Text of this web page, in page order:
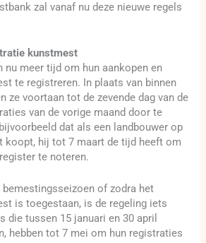
zal vanaf nu deze nieuwe regels
kunstmest
nu meer tijd om hun aankopen en
te registreren. In plaats van binnen
ze voortaan tot de zevende dag van de
van de vorige maand door te
dat als een landbouwer op
koopt, hij tot 7 maart de tijd heeft om
te noteren.
bemestingsseizoen of zodra het
is toegestaan, is de regeling iets
die tussen 15 januari en 30 april
hebben tot 7 mei om hun registraties